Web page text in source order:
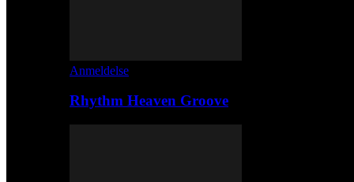
Anmeldelse
Rhythm Heaven Groove